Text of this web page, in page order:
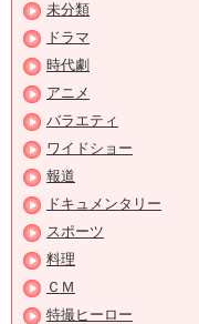
未分類
ドラマ
時代劇
アニメ
バラエティ
ワイドショー
報道
ドキュメンタリー
スポーツ
料理
ＣＭ
特撮ヒーロー